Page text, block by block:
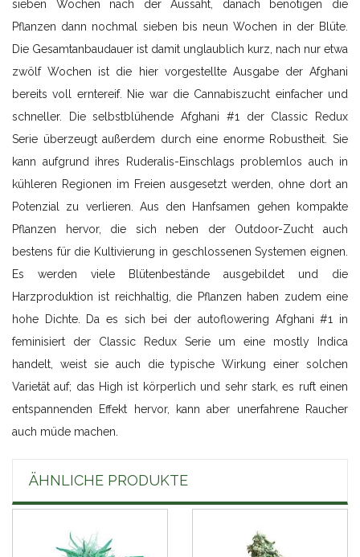
sieben Wochen nach der Aussaht, danach benötigen die
Pflanzen dann nochmal sieben bis neun Wochen in der Blüte.
Die Gesamtanbaudauer ist damit unglaublich kurz, nach nur etwa
zwölf Wochen ist die hier vorgestellte Ausgabe der Afghani
bereits voll erntereif. Nie war die Cannabiszucht einfacher und
schneller. Die selbstblühende Afghani #1 der Classic Redux
Serie überzeugt außerdem durch eine enorme Robustheit. Sie
kann aufgrund ihres Ruderalis-Einschlags problemlos auch in
kühleren Regionen im Freien ausgesetzt werden, ohne dort an
Potenzial zu verlieren. Aus den Hanfsamen gehen kompakte
Pflanzen hervor, die sich neben der Outdoor-Zucht auch
bestens für die Kultivierung in geschlossenen Systemen eignen.
Es werden viele Blütenbestände ausgebildet und die
Harzproduktion ist reichhaltig, die Pflanzen haben zudem eine
hohe Dichte. Da es sich bei der autoflowering Afghani #1 in
feminisiert der Classic Redux Serie um eine mostly Indica
handelt, weist sie auch die typische Wirkung einer solchen
Varietät auf; das High ist körperlich und sehr stark, es ruft einen
entspannenden Effekt hervor, kann aber unerfahrene Raucher
auch müde machen.
ÄHNLICHE PRODUKTE